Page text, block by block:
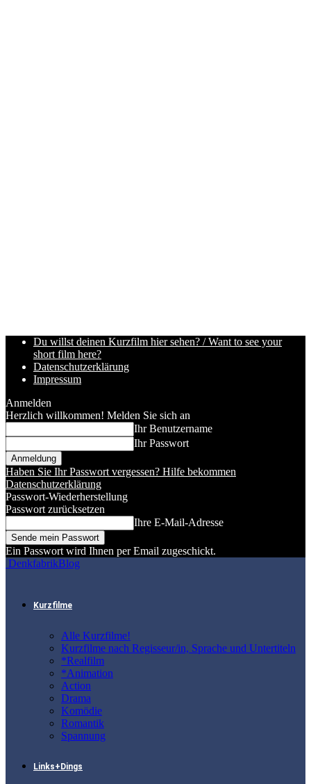
Du willst deinen Kurzfilm hier sehen? / Want to see your
short film here?
Datenschutzerklärung
Impressum
Anmelden
Herzlich willkommen! Melden Sie sich an
Ihr Benutzername
Ihr Passwort
Haben Sie Ihr Passwort vergessen? Hilfe bekommen
Datenschutzerklärung
Passwort-Wiederherstellung
Passwort zurücksetzen
Ihre E-Mail-Adresse
Ein Passwort wird Ihnen per Email zugeschickt.
DenkfabrikBlog
Kurzfilme
Alle Kurzfilme!
Kurzfilme nach Regisseur/in, Sprache und Untertiteln
*Realfilm
*Animation
Action
Drama
Komödie
Romantik
Spannung
Links+Dings